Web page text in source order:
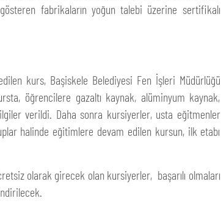
fabrikaların yoğun talebi üzerine sertifikalı
kurs, Başiskele Belediyesi Fen İşleri Müdürlüğü
öğrencilere gazaltı kaynak, alüminyum kaynak,
verildi. Daha sonra kursiyerler, usta eğitmenler
halinde eğitimlere devam edilen kursun, ilk etabı
olarak girecek olan kursiyerler, başarılı olmaları